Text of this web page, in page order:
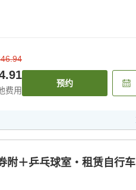
费用
预约
附＋乒乓球室・租赁自行车